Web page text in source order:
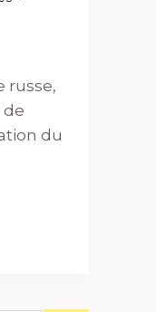
russe,
de
du